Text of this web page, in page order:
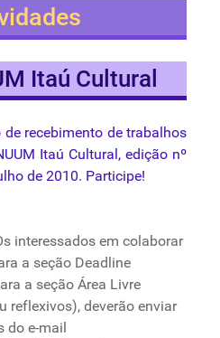
Itaú Cultural
de recebimento de trabalhos
Itaú Cultural, edição nº
de 2010. Participe!
interessados em colaborar
a seção Deadline
a seção Área Livre
reflexivos), deverão enviar
do e-mail